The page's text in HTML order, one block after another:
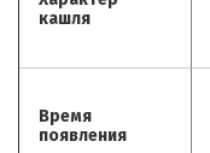
кашля
Время
появления